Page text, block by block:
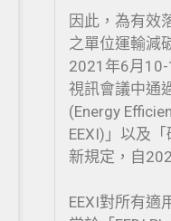
因此，為有效
之單位運輸減
2021年6月10-
視訊會議中通
(Energy
EEXI)」以及
新規定，自
EEXI對所有適